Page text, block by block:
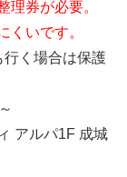
理券が必要。
くいです。
く場合は保護
アルパ1F 成城